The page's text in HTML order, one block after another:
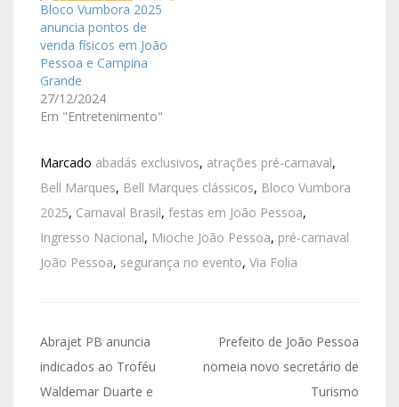
Bloco Vumbora 2025
anuncia pontos de
venda físicos em João
Pessoa e Campina
Grande
27/12/2024
Em "Entretenimento"
Marcado abadás exclusivos, atrações pré-carnaval,
Bell Marques, Bell Marques clássicos, Bloco Vumbora
2025, Carnaval Brasil, festas em João Pessoa,
Ingresso Nacional, Mioche João Pessoa, pré-carnaval
João Pessoa, segurança no evento, Via Folia
Abrajet PB anuncia
indicados ao Troféu
Waldemar Duarte e
Prefeito de João Pessoa
nomeia novo secretário de
Turismo